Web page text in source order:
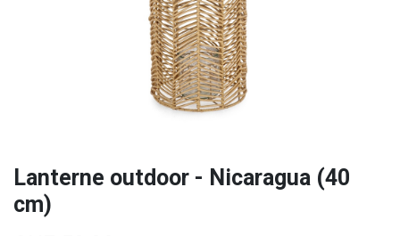
Lanterne outdoor - Nicaragua (40
cm)